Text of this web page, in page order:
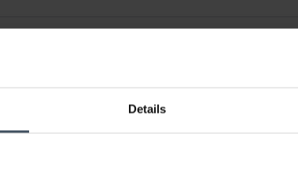
Details